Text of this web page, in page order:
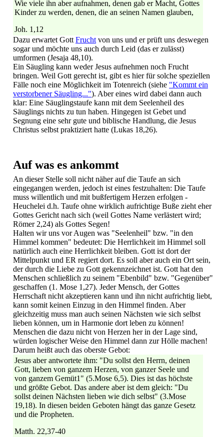
Wie viele ihn aber aufnahmen, denen gab er Macht, Gottes
Kinder zu werden, denen, die an seinen Namen glauben,
Joh. 1,12
Dazu erwartet Gott Frucht von uns und er prüft uns deswegen
sogar und möchte uns auch durch Leid (das er zulässt)
umformen (Jesaja 48,10).
Ein Säugling kann weder Jesus aufnehmen noch Frucht
bringen. Weil Gott gerecht ist, gibt es hier für solche speziellen
Fälle noch eine Möglichkeit im Totenreich (siehe "Kommt ein
verstorbener Säugling..."). Aber eines wird dabei dann auch
klar: Eine Säuglingstaufe kann mit dem Seelenheil des
Säuglings nichts zu tun haben. Hingegen ist Gebet und
Segnung eine sehr gute und biblische Handlung, die Jesus
Christus selbst praktiziert hatte (Lukas 18,26).
Auf was es ankommt
An dieser Stelle soll nicht näher auf die Taufe an sich
eingegangen werden, jedoch ist eines festzuhalten: Die Taufe
muss willentlich und mit bußfertigem Herzen erfolgen -
Heuchelei d.h. Taufe ohne wirklich aufrichtige Buße zieht eher
Gottes Gericht nach sich (weil Gottes Name verlästert wird;
Römer 2,24) als Gottes Segen!
Halten wir uns vor Augen was "Seelenheil" bzw. "in den
Himmel kommen" bedeutet: Die Herrlichkeit im Himmel soll
natürlich auch eine Herrlichkeit bleiben. Gott ist dort der
Mittelpunkt und ER regiert dort. Es soll aber auch ein Ort sein,
der durch die Liebe zu Gott gekennzeichnet ist. Gott hat den
Menschen schließlich zu seinem "Ebenbild" bzw. "Gegenüber"
geschaffen (1. Mose 1,27). Jeder Mensch, der Gottes
Herrschaft nicht akzeptieren kann und ihn nicht aufrichtig liebt,
kann somit keinen Einzug in den Himmel finden. Aber
gleichzeitig muss man auch seinen Nächsten wie sich selbst
lieben können, um in Harmonie dort leben zu können!
Menschen die dazu nicht von Herzen her in der Lage sind,
würden logischer Weise den Himmel dann zur Hölle machen!
Darum heißt auch das oberste Gebot:
Jesus aber antwortete ihm: "Du sollst den Herrn, deinen
Gott, lieben von ganzem Herzen, von ganzer Seele und
von ganzem Gemüt1" (5.Mose 6,5). Dies ist das höchste
und größte Gebot. Das andere aber ist dem gleich: "Du
sollst deinen Nächsten lieben wie dich selbst" (3.Mose
19,18). In diesen beiden Geboten hängt das ganze Gesetz
und die Propheten.
Matth. 22,37-40